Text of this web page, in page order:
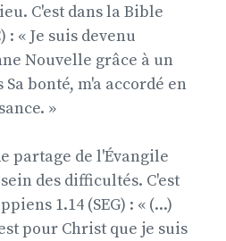
C'est dans la Bible 
: « Je suis devenu
Nouvelle grâce à un
bonté, m'a accordé en
»
partage de l'Évangile
des difficultés. C'est
1.14 (SEG) : « (...)
pour Christ que je suis